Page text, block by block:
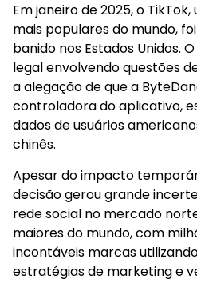
Em janeiro de 2025, o
mais populares do mundo,
banido nos Estados Unidos.
legal envolvendo questões
a alegação de que a
controladora do aplicativo,
dados de usuários
chinês.
Apesar do impacto
decisão gerou grande
rede social no mercado
maiores do mundo, com
incontáveis marcas
estratégias de marketing e